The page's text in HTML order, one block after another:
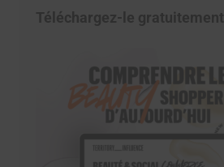
Téléchargez-le gratuitement